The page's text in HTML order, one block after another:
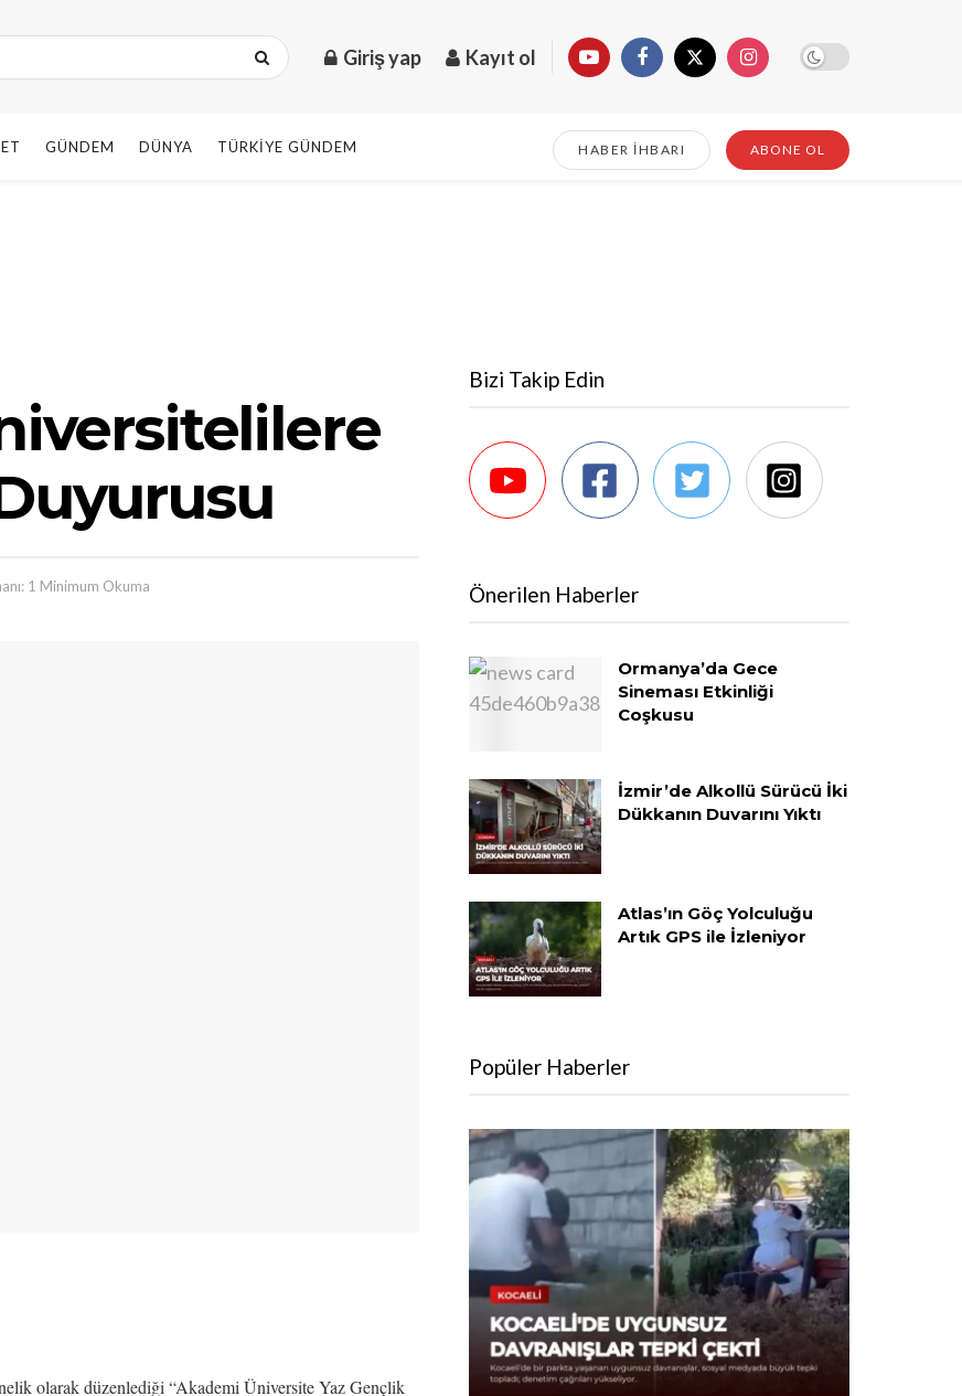
Giriş yap Kayıt ol
GÜNDEM DÜNYA TÜRKIYE GÜNDEM HABER İHBARI ABONE OL
1 Minimum Okuma
olarak düzenlediği “Akademi Üniversite Yaz Gençlik
Bizi Takip Edin
Önerilen Haberler
Ormanya’da Gece
Sineması Etkinliği
Coşkusu
İzmir’de Alkollü Sürücü İki
Dükkanın Duvarını Yıktı
Atlas’ın Göç Yolculuğu
Artık GPS ile İzleniyor
Popüler Haberler